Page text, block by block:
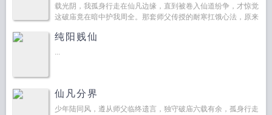
载光阴，我孤身行走在仙凡边缘，直到被卷入仙道纷争，才惊觉
这破庙竟在暗中护我周全。那套师父传授的耐寒扛饿心法，原来
铁如...
纯阳贱仙
...
仙凡分界
少年陆同风，遵从师父临终遗言，独守破庙六载有余，孤身行走